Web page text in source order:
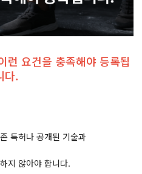
런 요건을 충족해야 등록됩
다.
특허나 공개된 기술과
지 않아야 합니다.